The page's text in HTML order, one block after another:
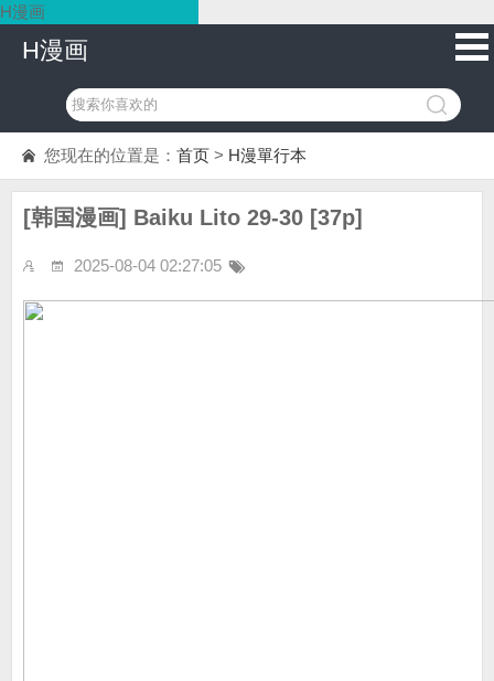
H漫画
H漫画
您现在的位置是： 首页 > H漫單行本
[韩国漫画] Baiku Lito 29-30 [37p]
2025-08-04 02:27:05